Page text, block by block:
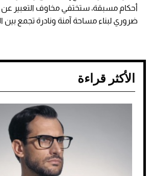
أحكام مسبقة، ستختفي مخاوف التعبير عن
ضروري لبناء مساحة آمنة ونادرة تجمع بين
الأكثر قراءة